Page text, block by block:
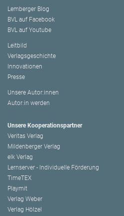
Lemberger Blog
BVL auf Facebook
BVL auf Youtube
Leitbild
Verlagsgeschichte
Innovationen
Presse
Unsere Autor:innen
Autor:in werden
Unsere Kooperationspartner
Veritas Verlag
Mildenberger Verlag
elk Verlag
Lernserver - Individuelle Förderung
TimeTEX
Playmit
Verlag Weber
Verlag Hölzel